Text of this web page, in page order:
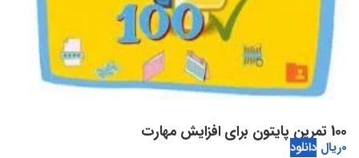
100 تمرین پایتون برای افزایش مهارت
0ریال دانلود